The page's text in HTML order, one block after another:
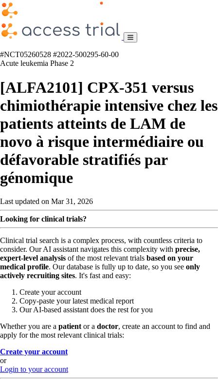
#NCT05260528 #2022-500295-60-00
Acute leukemia Phase 2
[ALFA2101] CPX-351 versus
chimiothérapie intensive chez les
patients atteints de LAM de
novo à risque intermédiaire ou
défavorable stratifiés par
génomique
Last updated on Mar 31, 2026
Looking for clinical trials?
Clinical trial search is a complex process, with countless criteria to
consider. Our AI assistant navigates this complexity with precise,
expert-level analysis of the most relevant trials based on your
medical profile. Our database is fully up to date, so you see only
actively recruiting sites. It's fast and easy:
Create your account
Copy-paste your latest medical report
Our AI-based assistant does the rest for you
Whether you are a patient or a doctor, create an account to find and
apply for the most relevant clinical trials:
Create your account
or
Login to your account